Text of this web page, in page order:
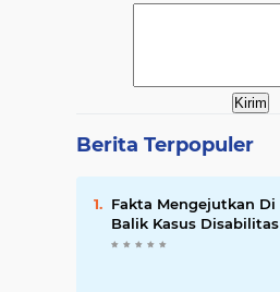
Berita Terpopuler
Fakta Mengejutkan Di
Balik Kasus Disabilitas